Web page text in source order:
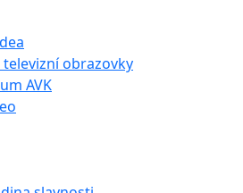
obrazovky
AVK